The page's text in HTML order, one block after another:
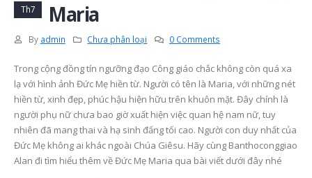
Th7
Maria
By admin Chưa phân loại 0 Comments
Trong cộng đồng tín ngưỡng đạo Công giáo chắc không còn quá xa
lạ với hình ảnh Đức Mẹ hiền từ. Người có tên là Maria, với những nét
hiền từ, xinh đẹp, phúc hậu hiện hữu trên khuôn mặt. Đây chính là
người phụ nữ chưa bao giờ xuất hiện việc quan hệ nam nữ, tuy
nhiên đã mang thai và hạ sinh đấng tối cao. Người con duy nhất của
Đức Mẹ không ai khác ngoài Chúa Giêsu. Hãy cùng Banthoconggiao
Alan đi tìm hiểu thêm về Đức Mẹ Maria qua bài viết dưới đây nhé
Năm Thánh 2025 và